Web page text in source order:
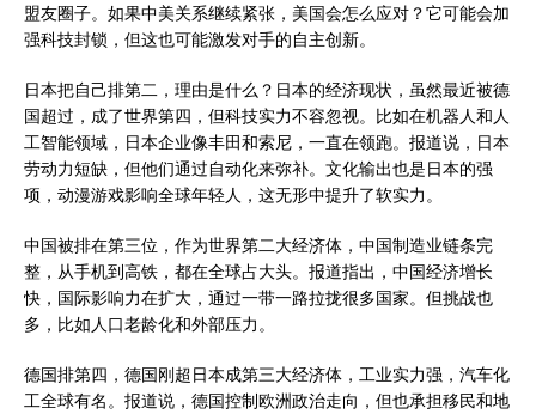
盟友圈子。如果中美关系继续紧张，美国会怎么应对？它可能会加
强科技封锁，但这也可能激发对手的自主创新。
日本把自己排第二，理由是什么？日本的经济现状，虽然最近被德
国超过，成了世界第四，但科技实力不容忽视。比如在机器人和人
工智能领域，日本企业像丰田和索尼，一直在领跑。报道说，日本
劳动力短缺，但他们通过自动化来弥补。文化输出也是日本的强
项，动漫游戏影响全球年轻人，这无形中提升了软实力。
中国被排在第三位，作为世界第二大经济体，中国制造业链条完
整，从手机到高铁，都在全球占大头。报道指出，中国经济增长
快，国际影响力在扩大，通过一带一路拉拢很多国家。但挑战也
多，比如人口老龄化和外部压力。
德国排第四，德国刚超日本成第三大经济体，工业实力强，汽车化
工全球有名。报道说，德国控制欧洲政治走向，但也承担移民和地